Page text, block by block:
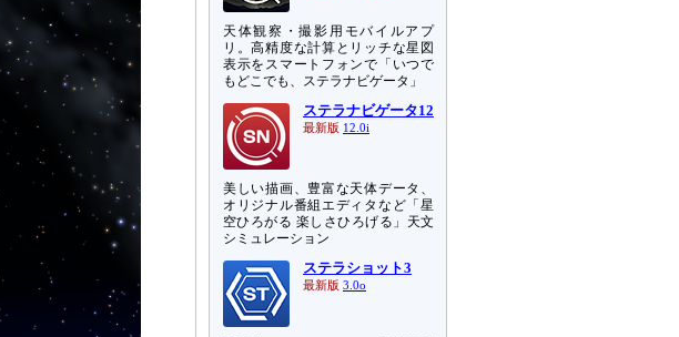
天体観察・撮影用モバイルアプ
リ。高精度な計算とリッチな星図
表示をスマートフォンで「いつで
もどこでも、ステラナビゲータ」
ステラナビゲータ12
最新版 12.0i
美しい描画、豊富な天体データ、
オリジナル番組エディタなど「星
空ひろがる 楽しさひろげる」天文
シミュレーション
ステラショット3
最新版 3.0o